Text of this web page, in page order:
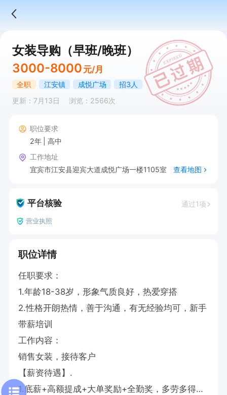
女装导购（早班/晚班）
3000-8000 元/月
全职 江安镇 成悦广场
招3人
更新：7月13日
浏览：2566次
职位要求
2年
高中
工作地址
宜宾市江安县迎宾大道成悦广场一楼1105室
查看地图
平台核验 通过1项
营业执照
职位详情
任职要求：
1.年龄18-38岁，形象气质良好，热爱穿搭
2.性格开朗热情，善于沟通，有无经验均可，新手
带薪培训
工作内容：
销售女装，接待客户
【薪资待遇】.
1.底薪+高额提成+大单奖励+全勤奖，多劳多得，